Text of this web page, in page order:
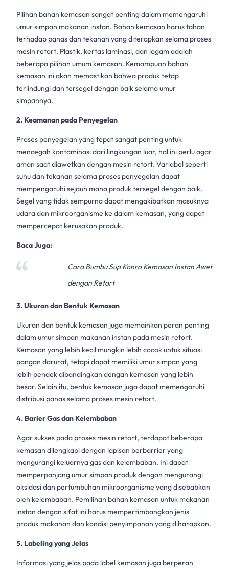
Pilihan bahan kemasan sangat penting dalam memengaruhi
umur simpan makanan instan. Bahan kemasan harus tahan
terhadap panas dan tekanan yang diterapkan selama proses
mesin retort. Plastik, kertas laminasi, dan logam adalah
beberapa pilihan umum kemasan. Kemampuan bahan
kemasan ini akan memastikan bahwa produk tetap
terlindungi dan tersegel dengan baik selama umur
simpannya.
2. Keamanan pada Penyegelan
Proses penyegelan yang tepat sangat penting untuk
mencegah kontaminasi dari lingkungan luar, hal ini perlu agar
aman saat diawetkan dengan mesin retort. Variabel seperti
suhu dan tekanan selama proses penyegelan dapat
mempengaruhi sejauh mana produk tersegel dengan baik.
Segel yang tidak sempurna dapat mengakibatkan masuknya
udara dan mikroorganisme ke dalam kemasan, yang dapat
mempercepat kerusakan produk.
Baca Juga:
Cara Bumbu Sup Konro Kemasan Instan Awet
dengan Retort
3. Ukuran dan Bentuk Kemasan
Ukuran dan bentuk kemasan juga memainkan peran penting
dalam umur simpan makanan instan pada mesin retort.
Kemasan yang lebih kecil mungkin lebih cocok untuk situasi
pangan darurat, tetapi dapat memiliki umur simpan yang
lebih pendek dibandingkan dengan kemasan yang lebih
besar. Selain itu, bentuk kemasan juga dapat memengaruhi
distribusi panas selama proses mesin retort.
4. Barier Gas dan Kelembaban
Agar sukses pada proses mesin retort, terdapat beberapa
kemasan dilengkapi dengan lapisan berbarrier yang
mengurangi keluarnya gas dan kelembaban. Ini dapat
memperpanjang umur simpan produk dengan mengurangi
oksidasi dan pertumbuhan mikroorganisme yang disebabkan
oleh kelembaban. Pemilihan bahan kemasan untuk makanan
instan dengan sifat ini harus mempertimbangkan jenis
produk makanan dan kondisi penyimpanan yang diharapkan.
5. Labeling yang Jelas
Informasi yang jelas pada label kemasan juga berperan